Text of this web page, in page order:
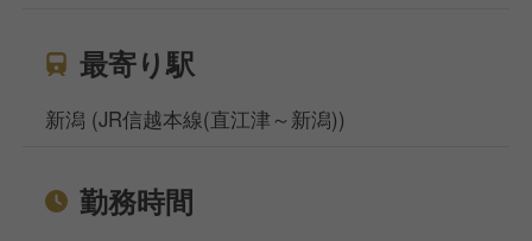
最寄り駅
新潟 (JR信越本線(直江津～新潟))
勤務時間